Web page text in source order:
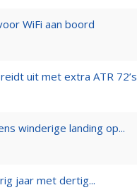
WiFi aan boord
uit met extra ATR 72’s
winderige landing op...
jaar met dertig...